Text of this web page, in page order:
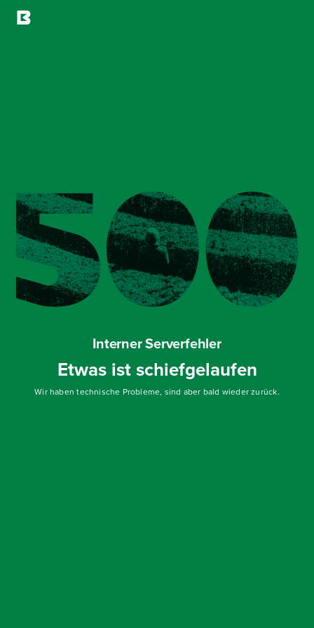
Interner Serverfehler
Etwas ist schiefgelaufen
Wir haben technische Probleme, sind aber bald wieder zurück.